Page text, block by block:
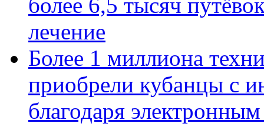
более 6,5 тысяч
лечение
Более 1 миллиона
приобрели кубанцы с
благодаря